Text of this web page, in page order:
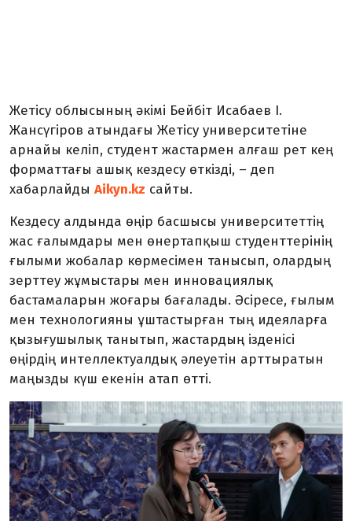
Жетісу облысының әкімі Бейбіт Исабаев І.
Жансүгіров атындағы Жетісу университетіне
арнайы келіп, студент жастармен алғаш рет кең
форматтағы ашық кездесу өткізді, – деп
хабарлайды Aikyn.kz сайты.
Кездесу алдында өңір басшысы университеттің
жас ғалымдары мен өнертапқыш студенттерінің
ғылыми жобалар көрмесімен танысып, олардың
зерттеу жұмыстары мен инновациялық
бастамаларын жоғары бағалады. Әсіресе, ғылым
мен технологияны ұштастырған тың идеяларға
қызығушылық танытып, жастардың ізденісі
өңірдің интеллектуалдық әлеуетін арттыратын
маңызды күш екенін атап өтті.